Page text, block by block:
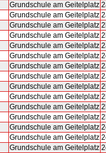
Grundschule am Geitelplatz
Grundschule am Geitelplatz
Grundschule am Geitelplatz
Grundschule am Geitelplatz
Grundschule am Geitelplatz
Grundschule am Geitelplatz
Grundschule am Geitelplatz
Grundschule am Geitelplatz
Grundschule am Geitelplatz
Grundschule am Geitelplatz
Grundschule am Geitelplatz
Grundschule am Geitelplatz
Grundschule am Geitelplatz
Grundschule am Geitelplatz
Grundschule am Geitelplatz